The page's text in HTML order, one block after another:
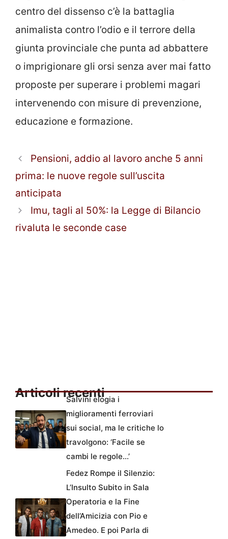
centro del dissenso c’è la battaglia
animalista contro l’odio e il terrore della
giunta provinciale che punta ad abbattere
o imprigionare gli orsi senza aver mai fatto
proposte per superare i problemi magari
intervenendo con misure di prevenzione,
educazione e formazione.
Pensioni, addio al lavoro anche 5 anni
prima: le nuove regole sull’uscita
anticipata
Imu, tagli al 50%: la Legge di Bilancio
rivaluta le seconde case
Articoli recenti
Salvini elogia i
miglioramenti ferroviari
sui social, ma le critiche lo
travolgono: ‘Facile se
cambi le regole…’
Fedez Rompe il Silenzio:
L’Insulto Subito in Sala
Operatoria e la Fine
dell’Amicizia con Pio e
Amedeo. E poi Parla di